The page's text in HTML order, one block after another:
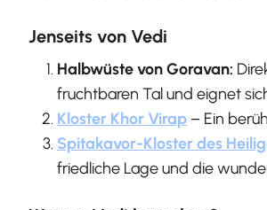
Jenseits von Vedi
Halbwüste von Goravan:
fruchtbaren Tal und eignet
Kloster Khor Virap – Ein
Spitakavor-Kloster des
friedliche Lage und die